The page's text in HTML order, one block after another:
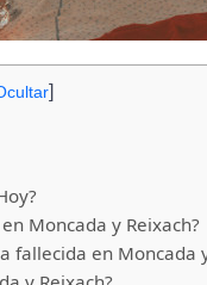
]
Moncada y Reixach?
fallecida en Moncada